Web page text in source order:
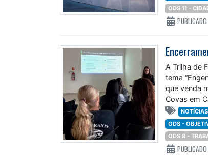
ODS 11 -
A Trilha de
tema
que venda
Covas em
NOTÍCIAS
ODS -
ODS 8 -